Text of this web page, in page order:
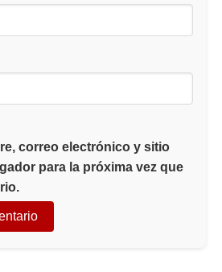
correo electrónico y sitio
para la próxima vez que